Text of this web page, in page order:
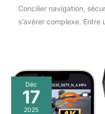
Concilier navigation,
s’avérer complexe.
Déc
17
2025